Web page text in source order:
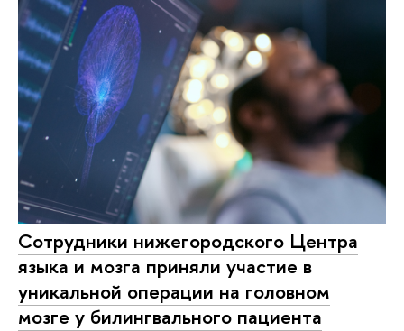
Сотрудники нижегородского Центра
языка и мозга приняли участие в
уникальной операции на головном
мозге у билингвального пациента